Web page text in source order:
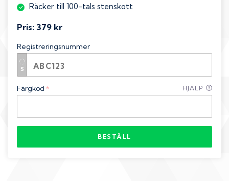
Räcker till 100-tals stenskott
Pris: 379 kr
Registreringsnummer
Färgkod * HJÄLP
BESTÄLL